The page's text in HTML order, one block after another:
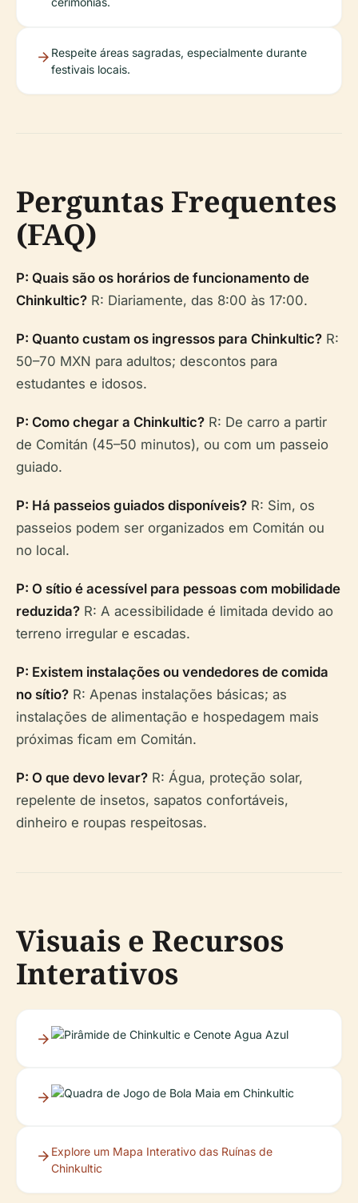
Respeite áreas sagradas, especialmente durante
festivais locais.
Perguntas Frequentes
(FAQ)
P: Quais são os horários de funcionamento de
Chinkultic? R: Diariamente, das 8:00 às 17:00.
P: Quanto custam os ingressos para Chinkultic? R:
50–70 MXN para adultos; descontos para
estudantes e idosos.
P: Como chegar a Chinkultic? R: De carro a partir
de Comitán (45–50 minutos), ou com um passeio
guiado.
P: Há passeios guiados disponíveis? R: Sim, os
passeios podem ser organizados em Comitán ou
no local.
P: O sítio é acessível para pessoas com mobilidade
reduzida? R: A acessibilidade é limitada devido ao
terreno irregular e escadas.
P: Existem instalações ou vendedores de comida
no sítio? R: Apenas instalações básicas; as
instalações de alimentação e hospedagem mais
próximas ficam em Comitán.
P: O que devo levar? R: Água, proteção solar,
repelente de insetos, sapatos confortáveis,
dinheiro e roupas respeitosas.
Visuais e Recursos
Interativos
Explore um Mapa Interativo das Ruínas de
Chinkultic